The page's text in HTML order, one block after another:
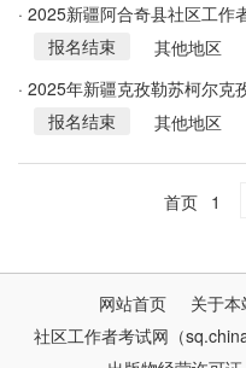
· 2025新疆阿合奇县社区工作
报名结束
其他地区
· 2025年新疆克孜勒苏柯尔克
公开招考13名社区工作者公告
报名结束
其他地区
首页 1
网站首页 关于本
社区工作者考试网（